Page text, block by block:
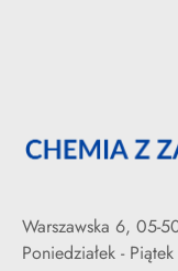
Warszawska 6, 05-
Poniedziałek -